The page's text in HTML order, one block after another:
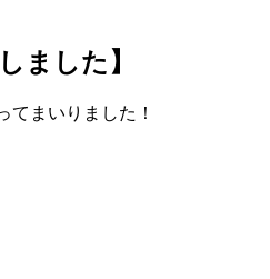
ました】
てまいりました！